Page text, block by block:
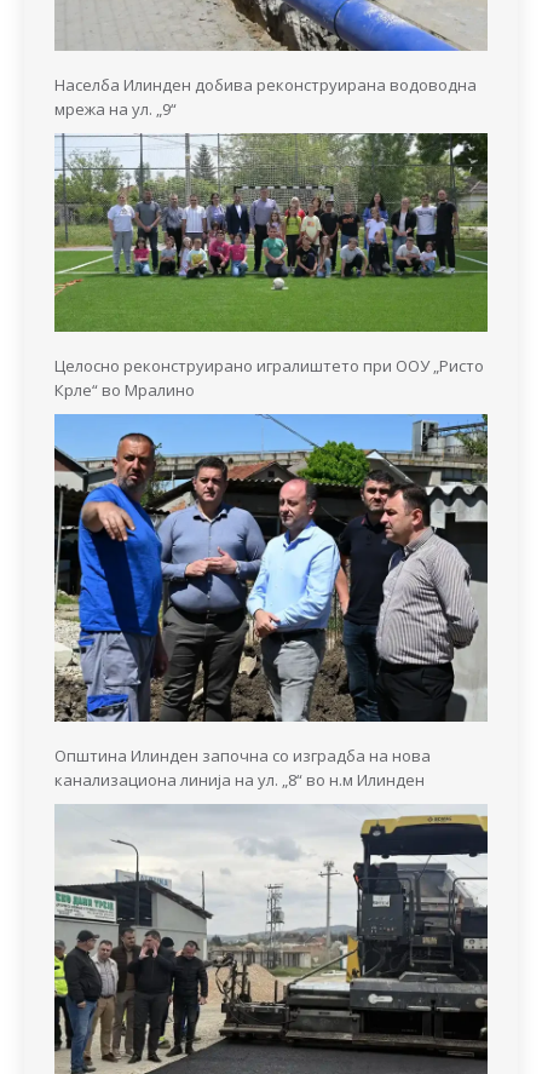
Населба Илинден добива реконструирана водоводна
мрежа на ул. „9“
Целосно реконструирано игралиштето при ООУ „Ристо
Крле“ во Мралино
Општина Илинден започна со изградба на нова
канализациона линија на ул. „8“ во н.м Илинден